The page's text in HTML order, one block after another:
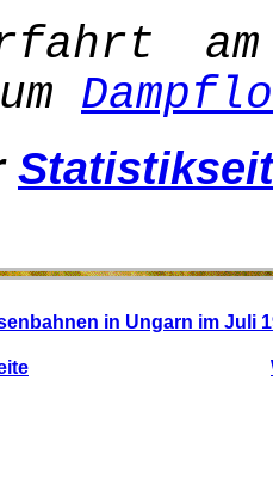
in Ungarn im Juli